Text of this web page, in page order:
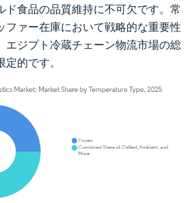
ド食品の品質維持に不可欠です。常
ファー在庫において戦略的な重要性
エジプト冷蔵チェーン物流市場の総
的です。